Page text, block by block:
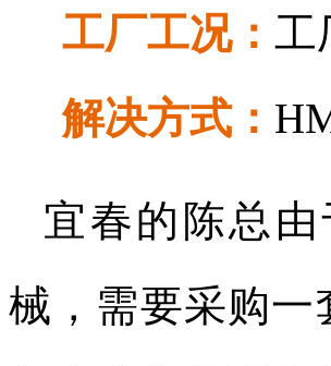
工厂工况： 工
解决方式：
宜春的陈总
械，需要采购一